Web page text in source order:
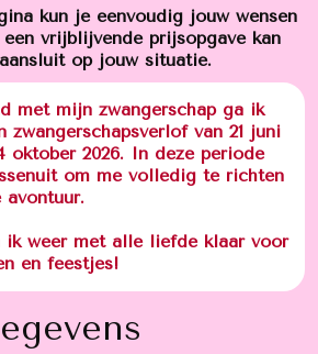
kun je eenvoudig jouw wensen
vrijblijvende prijsopgave kan
op jouw situatie.
met mijn zwangerschap ga ik
zwangerschapsverlof van 21 juni
oktober 2026. In deze periode
om me volledig te richten
ik weer met alle liefde klaar voor
en feestjes!